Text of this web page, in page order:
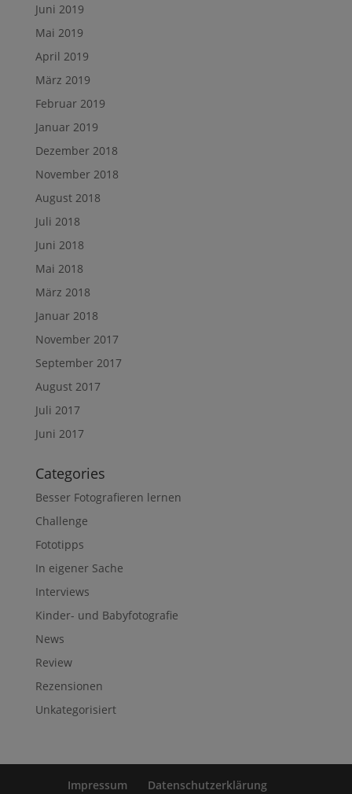
Juni 2019
Mai 2019
April 2019
März 2019
Februar 2019
Januar 2019
Dezember 2018
November 2018
August 2018
Juli 2018
Juni 2018
Mai 2018
März 2018
Januar 2018
November 2017
September 2017
August 2017
Juli 2017
Juni 2017
Categories
Besser Fotografieren lernen
Challenge
Fototipps
In eigener Sache
Interviews
Kinder- und Babyfotografie
News
Review
Rezensionen
Unkategorisiert
Impressum Datenschutzerklärung